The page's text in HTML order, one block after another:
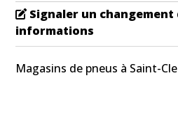
Signaler un changement
informations
Magasins de pneus à Saint-